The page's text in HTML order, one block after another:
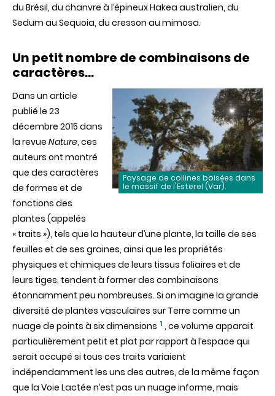
du Brésil, du chanvre à l’épineux Hakea australien, du
Sedum au Sequoia, du cresson au mimosa.
Un petit nombre de combinaisons de
caractères…
Paysage de collines boisées dans
le massif de l'Esterel (Var).
Dans un article
publié le 23
décembre 2015 dans
la revue Nature, ces
auteurs ont montré
que des caractères
de formes et de
fonctions des
plantes (appelés
« traits »), tels que la hauteur d’une plante, la taille de ses
feuilles et de ses graines, ainsi que les propriétés
physiques et chimiques de leurs tissus foliaires et de
leurs tiges, tendent à former des combinaisons
étonnamment peu nombreuses. Si on imagine la grande
diversité de plantes vasculaires sur Terre comme un
nuage de points à six dimensions 1 , ce volume apparait
particulièrement petit et plat par rapport à l’espace qui
serait occupé si tous ces traits variaient
indépendamment les uns des autres, de la même façon
que la Voie Lactée n’est pas un nuage informe, mais